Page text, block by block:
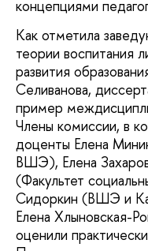
концепциями
Как отметила
теории воспитания
развития
Селиванова,
пример
Члены комиссии, в
доценты Елена
ВШЭ), Елена
(Факультет
Сидоркин (ВШЭ и
Елена Хлыновская-
оценили